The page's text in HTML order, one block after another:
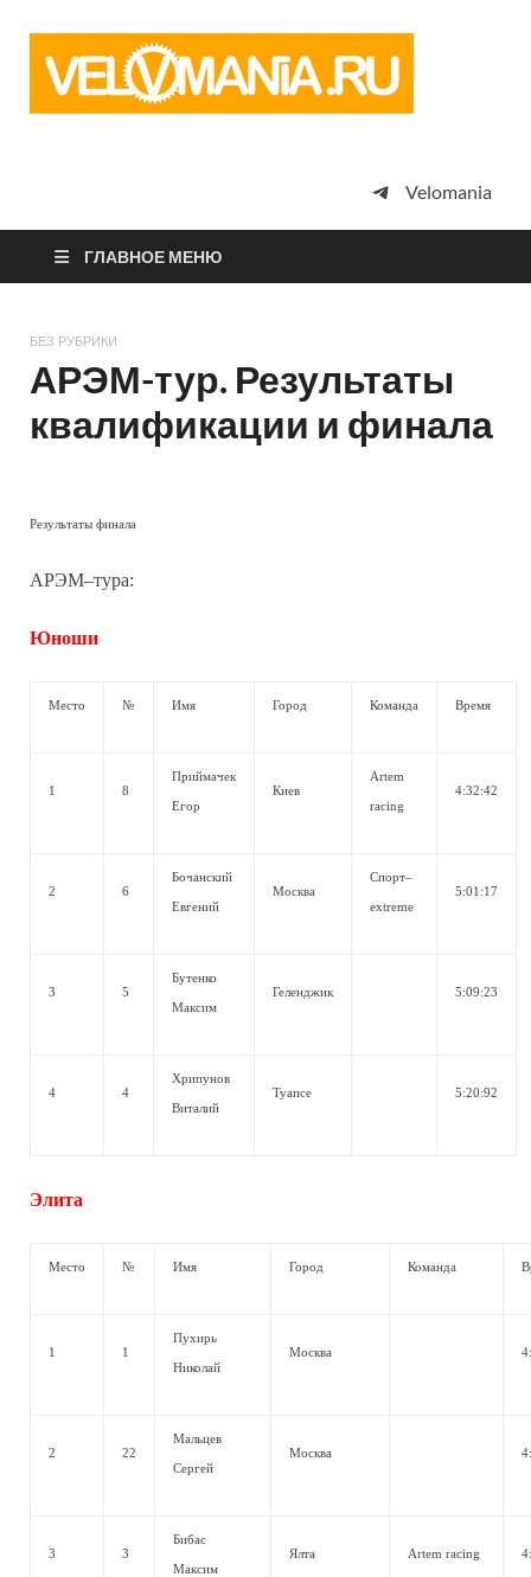
просто
Velomania
ГЛАВНОЕ МЕНЮ
БЕЗ РУБРИКИ
АРЭМ-тур. Результаты
квалификации и финала
Результаты финала
АРЭМ–тура:
Юноши
Место № Имя Город Команда Время
1 8
Приймачек
Егор
Киев
Artem
racing
4:32:42
2 6
Бочанский
Евгений
Москва
Спорт–
extreme
5:01:17
3 5
Бутенко
Максим
Геленджик 5:09:23
4 4
Хрипунов
Виталий
Туапсе 5:20:92
Элита
Место № Имя Город Команда
1 1
Пухирь
Николай
Москва
2 22
Мальцев
Сергей
Москва
3 3
Бибас
Максим
Ялта Artem racing